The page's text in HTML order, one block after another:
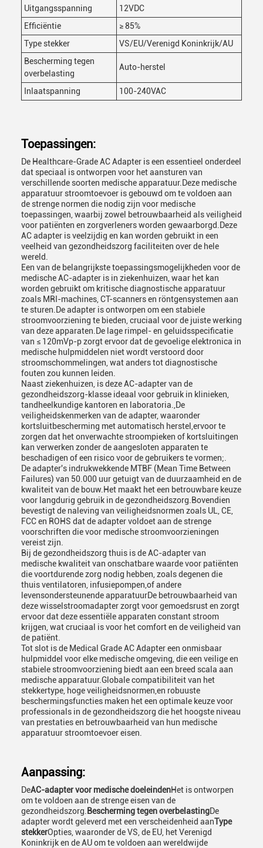
Uitgangsspanning
12VDC
Efficiëntie
≥ 85%
Type stekker
VS/EU/Verenigd Koninkrijk/AU
Bescherming tegen
overbelasting
Auto-herstel
Inlaatspanning 100-240VAC
Toepassingen:
De Healthcare-Grade AC Adapter is een essentieel onderdeel
dat speciaal is ontworpen voor het aansturen van
verschillende soorten medische apparatuur.Deze medische
apparatuur stroomtoevoer is gebouwd om te voldoen aan
de strenge normen die nodig zijn voor medische
toepassingen, waarbij zowel betrouwbaarheid als veiligheid
voor patiënten en zorgverleners worden gewaarborgd.Deze
AC adapter is veelzijdig en kan worden gebruikt in een
veelheid van gezondheidszorg faciliteiten over de hele
wereld.
Een van de belangrijkste toepassingsmogelijkheden voor de
medische AC-adapter is in ziekenhuizen, waar het kan
worden gebruikt om kritische diagnostische apparatuur
zoals MRI-machines, CT-scanners en röntgensystemen aan
te sturen.De adapter is ontworpen om een stabiele
stroomvoorziening te bieden, cruciaal voor de juiste werking
van deze apparaten.De lage rimpel- en geluidsspecificatie
van ≤ 120mVp-p zorgt ervoor dat de gevoelige elektronica in
medische hulpmiddelen niet wordt verstoord door
stroomschommelingen, wat anders tot diagnostische
fouten zou kunnen leiden.
Naast ziekenhuizen, is deze AC-adapter van de
gezondheidszorg-klasse ideaal voor gebruik in klinieken,
tandheelkundige kantoren en laboratoria.,De
veiligheidskenmerken van de adapter, waaronder
kortsluitbescherming met automatisch herstel,ervoor te
zorgen dat het onverwachte stroompieken of kortsluitingen
kan verwerken zonder de aangesloten apparaten te
beschadigen of een risico voor de gebruikers te vormen;.
De adapter's indrukwekkende MTBF (Mean Time Between
Failures) van 50.000 uur getuigt van de duurzaamheid en de
kwaliteit van de bouw.Het maakt het een betrouwbare keuze
voor langdurig gebruik in de gezondheidszorg.Bovendien
bevestigt de naleving van veiligheidsnormen zoals UL, CE,
FCC en ROHS dat de adapter voldoet aan de strenge
voorschriften die voor medische stroomvoorzieningen
vereist zijn.
Bij de gezondheidszorg thuis is de AC-adapter van
medische kwaliteit van onschatbare waarde voor patiënten
die voortdurende zorg nodig hebben, zoals degenen die
thuis ventilatoren, infusiepompen,of andere
levensondersteunende apparatuurDe betrouwbaarheid van
deze wisselstroomadapter zorgt voor gemoedsrust en zorgt
ervoor dat deze essentiële apparaten constant stroom
krijgen, wat cruciaal is voor het comfort en de veiligheid van
de patiënt.
Tot slot is de Medical Grade AC Adapter een onmisbaar
hulpmiddel voor elke medische omgeving, die een veilige en
stabiele stroomvoorziening biedt aan een breed scala aan
medische apparatuur.Globale compatibiliteit van het
stekkertype, hoge veiligheidsnormen,en robuuste
beschermingsfuncties maken het een optimale keuze voor
professionals in de gezondheidszorg die het hoogste niveau
van prestaties en betrouwbaarheid van hun medische
apparatuur stroomtoevoer eisen.
Aanpassing:
DeAC-adapter voor medische doeleindenHet is ontworpen
om te voldoen aan de strenge eisen van de
gezondheidszorg. Bescherming tegen overbelastingDe
adapter wordt geleverd met een verscheidenheid aanType
stekkerOpties, waaronder de VS, de EU, het Verenigd
Koninkrijk en de AU om te voldoen aan wereldwijde